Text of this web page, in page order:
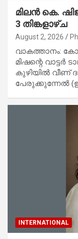
മിലൻ കെ.
3 തിങ്കളാഴ്ച
August 2, 2026
വാകത്താനം:
മിഷന്റെ വാട്ടർ
കുഴിയിൽ വീണ്
പേരുക്കുന്നേൽ
INTERNATIONAL